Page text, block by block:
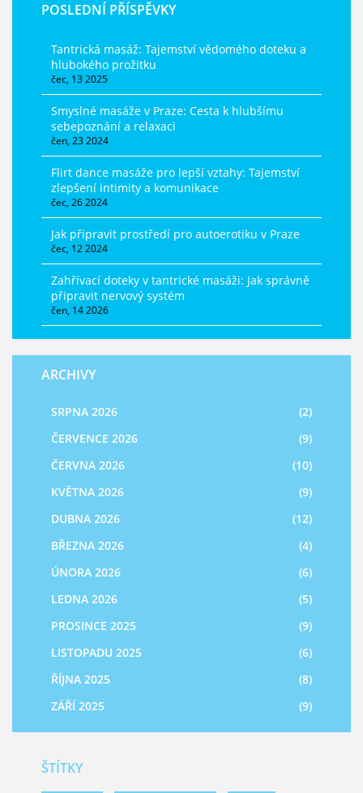
POSLEDNÍ PŘÍSPĚVKY
Tantrická masáž: Tajemství vědomého doteku a
hlubokého prožitku
čec, 13 2025
Smyslné masáže v Praze: Cesta k hlubšímu
sebepoznání a relaxaci
čen, 23 2024
Flirt dance masáže pro lepší vztahy: Tajemství
zlepšení intimity a komunikace
čec, 26 2024
Jak připravit prostředí pro autoerotiku v Praze
čec, 12 2024
Zahřívací doteky v tantrické masáži: Jak správně
připravit nervový systém
čen, 14 2026
ARCHIVY
SRPNA 2026
(2)
ČERVENCE 2026
(9)
ČERVNA 2026
(10)
KVĚTNA 2026
(9)
DUBNA 2026
(12)
BŘEZNA 2026
(4)
ÚNORA 2026
(6)
LEDNA 2026
(5)
PROSINCE 2025
(9)
LISTOPADU 2025
(6)
ŘÍJNA 2025
(8)
ZÁŘÍ 2025
(9)
ŠTÍTKY